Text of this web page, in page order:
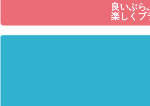
良いぶら
楽しくブ